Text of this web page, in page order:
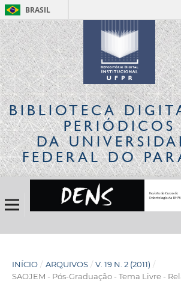
BRASIL
Acesso
BIBLIOTECA
PERIÓDICOS
DA
FEDERAL DO
INÍCIO / ARQUIVOS / V. 19 N. 2 (2011) /
SAOJEM - Pós-Graduação - Tema Livre -